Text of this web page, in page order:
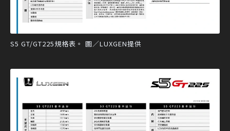
S5 GT/GT225規格表。 圖／LUXGEN提供